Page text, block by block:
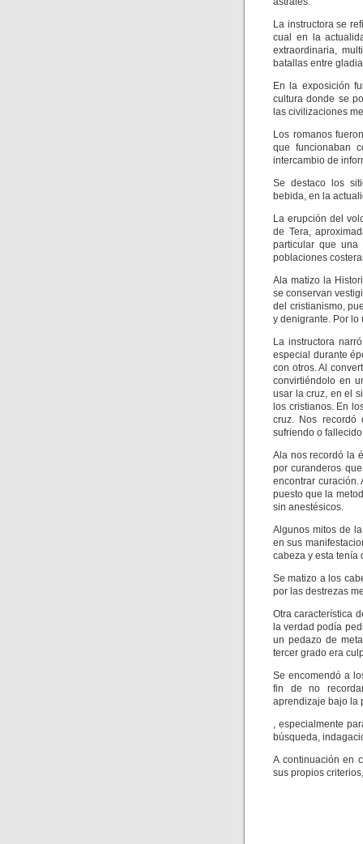
La instructora se
cual en la
extraordinaria,
batallas entre
En la exposición
cultura donde se
las civilizaciones
Los romanos
que funcionaban
intercambio de
Se destaco los
bebida, en la
La erupción del
de Tera,
particular que
poblaciones
Ala matizo la
se conservan
del cristianismo,
y denigrante. Por lo
La instructora
especial durante
con otros. Al
convirtiéndolo en
usar la cruz, en el
los cristianos. En
cruz. Nos
sufriendo o
Ala nos recordó la
por curanderos
encontrar curación.
puesto que la
sin anestésicos.
Algunos mitos de
en sus
cabeza y esta tenía
Se matizo a los
por las destrezas
Otra característica
la verdad podía
un pedazo de
tercer grado era
Se encomendó a
fin de no
aprendizaje bajo la
, especialmente
búsqueda,
A continuación en
sus propios